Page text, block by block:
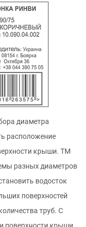
диаметра
расположение
крыши. ТМ
разных диаметров
водосток
поверхностей
труб. С
поверхности крыши